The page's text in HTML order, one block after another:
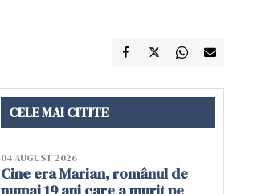
CELE MAI CITITE
04 AUGUST 2026
Cine era Marian, românul de